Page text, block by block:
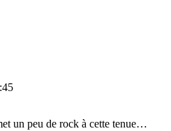
un peu de rock à cette tenue…